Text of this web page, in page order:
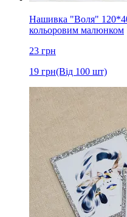
Нашивка "Воля"
кольоровим малюнком
23 грн
19 грн(Від 100 шт)